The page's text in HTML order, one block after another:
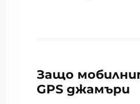
Защо
GPS джамъри